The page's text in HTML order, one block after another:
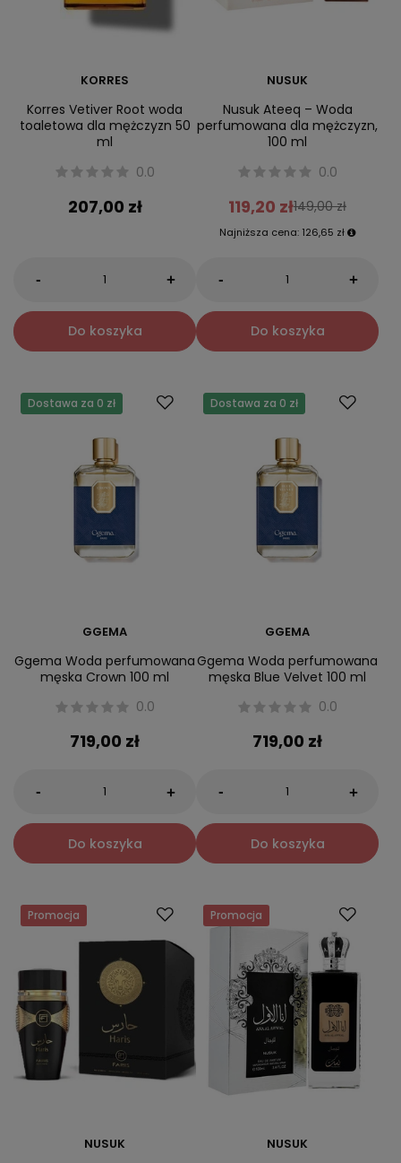
KORRES
Korres Vetiver Root woda
toaletowa dla mężczyzn 50
ml
0.0
207,00 zł
- +
Do koszyka
NUSUK
Nusuk Ateeq – Woda
perfumowana dla mężczyzn,
100 ml
0.0
119,20 zł149,00 zł
Najniższa cena: 126,65 zł
- +
Do koszyka
Dostawa za 0 zł
GGEMA
Ggema Woda perfumowana
męska Crown 100 ml
0.0
719,00 zł
- +
Do koszyka
Dostawa za 0 zł
GGEMA
Ggema Woda perfumowana
męska Blue Velvet 100 ml
0.0
719,00 zł
- +
Do koszyka
Promocja
NUSUK
Promocja
NUSUK